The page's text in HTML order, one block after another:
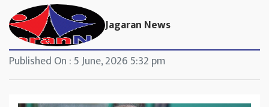
Jagaran News
Published On : 5 June, 2026 5:32 pm